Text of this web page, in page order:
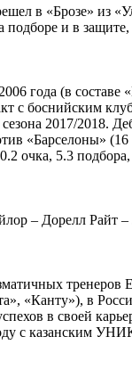
в «Брозе» из
и в
года (в
с боснийским
2017/2018.
«Барселоны»
очка, 5.3
– Дорелл Райт
тренеров
«Канту»), в
в своей
с казанским